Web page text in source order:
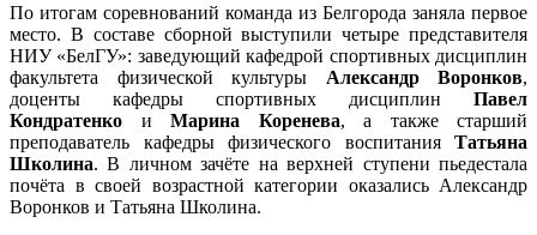
По итогам соревнований команда из Белгорода заняла первое
место. В составе сборной выступили четыре представителя
НИУ «БелГУ»: заведующий кафедрой спортивных дисциплин
факультета физической культуры Александр Воронков,
доценты кафедры спортивных дисциплин Павел
Кондратенко и Марина Коренева, а также старший
преподаватель кафедры физического воспитания Татьяна
Школина. В личном зачёте на верхней ступени пьедестала
почёта в своей возрастной категории оказались Александр
Воронков и Татьяна Школина.